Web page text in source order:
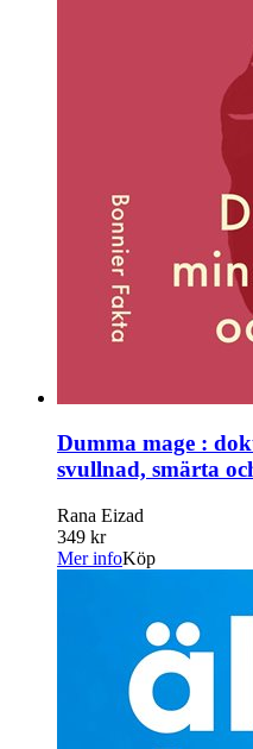
Dumma mage :
svullnad, smärta
Rana Eizad
349 kr
Mer infoKöp